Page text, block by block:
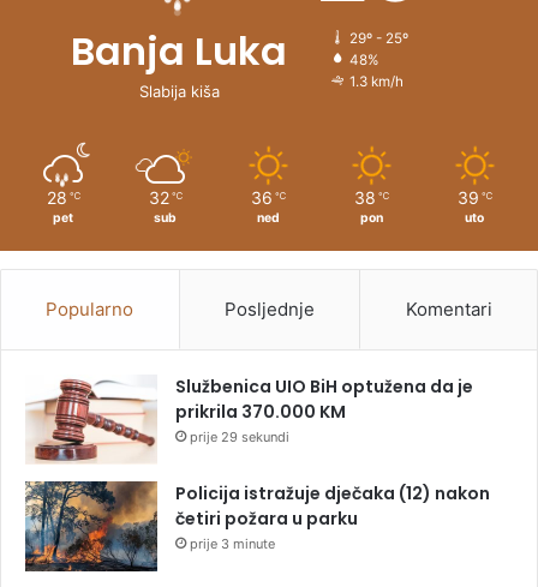
Banja Luka
Slabija kiša
29º - 25º
48%
1.3 km/h
28 ℃
pet
32 ℃
sub
36 ℃
ned
38 ℃
pon
39 ℃
uto
Popularno Posljednje Komentari
Službenica UIO BiH optužena da je
prikrila 370.000 KM
prije 29 sekundi
Policija istražuje dječaka (12) nakon
četiri požara u parku
prije 3 minute